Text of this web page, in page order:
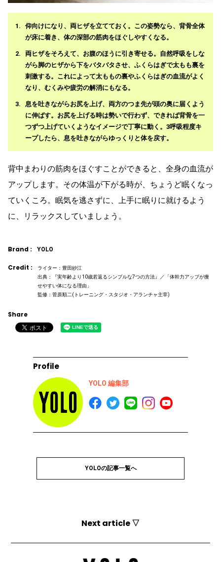
仰向けになり、両ヒザを立てておく。この姿勢なら、背骨全体
が床に着き、体の深部の筋肉をほぐしやすくなる。
両ヒザをそろえて、お腹のほうに引き寄せる。自然呼吸をしな
がら脚のヒザから下をバタバタさせ、ふくらはぎで太もも裏を
刺激する。これによって太ももの裏やふくらはぎの血流がよく
なり、むくみや疲労の解消にもなる。
息を吐きながらお尻を上げ、両方のつま先が頭の奥に届くよう
に伸ばす。お尻を上げる時は勢いで行わず、できれば背骨を一
つずつ上げていくようなイメージで丁寧に動く。3呼吸程度キ
ープしたら、息を吐きながらゆっくりと体を戻す。
背中まわりの筋肉をほぐすことができると、全身の血流が
アップします。その体温が下がる時が、ちょうど眠くなっ
ていくころ。眠気を逃さずに、上手に眠りに就けるよう
に、リラックスしていましょう。
Brand : YOLO
Credit :
ライター：豊田紗江
出典：『実年齢より10歳若返るシンプルな7つの方法』／「体幹力アップが痩
せやすい体になる理由」
監修：菅原順二(トレーニング・スタジオ・アランチャ主宰)
Share
Profile
YOLO 編集部
YOLOの記事一覧へ
Next article ▽